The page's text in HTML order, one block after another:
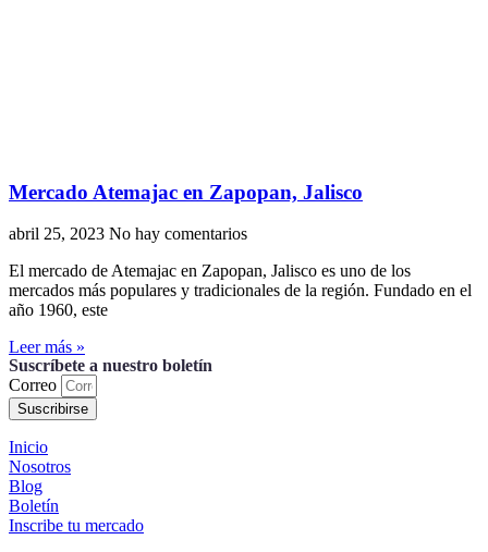
Mercado Atemajac en Zapopan, Jalisco
abril 25, 2023 No hay comentarios
El mercado de Atemajac en Zapopan, Jalisco es uno de los
mercados más populares y tradicionales de la región. Fundado en el
año 1960, este
Leer más »
Suscríbete a nuestro boletín
Correo
Suscribirse
Inicio
Nosotros
Blog
Boletín
Inscribe tu mercado